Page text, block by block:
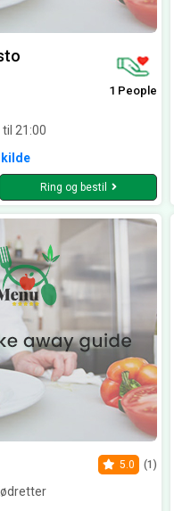
21:00
1 People
Ring og bestil
5.0 (1)